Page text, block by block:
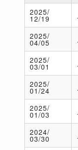
2025/
12/19
2025/
04/05
2025/
03/01
2025/
01/24
2025/
01/03
2024/
03/30